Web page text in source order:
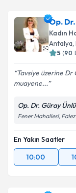
Op.
Kadın
Antalya,
5 (90
Tavsiye üzerine Dr
muayene...
Op. Dr. Güray
Fener Mahallesi,
En Yakın Saatler
10:00